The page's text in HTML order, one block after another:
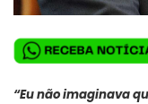
“Eu não imaginava